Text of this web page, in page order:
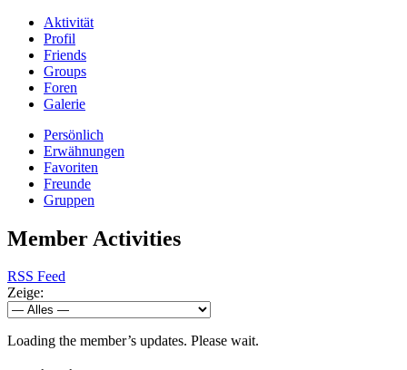
Aktivität
Profil
Friends
Groups
Foren
Galerie
Persönlich
Erwähnungen
Favoriten
Freunde
Gruppen
Member Activities
RSS Feed
Zeige:
Loading the member’s updates. Please wait.